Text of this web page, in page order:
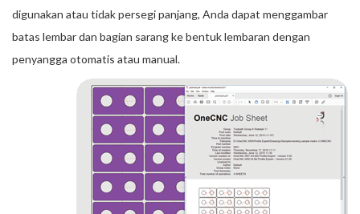
digunakan atau tidak persegi panjang, Anda dapat menggambar
batas lembar dan bagian sarang ke bentuk lembaran dengan
penyangga otomatis atau manual.